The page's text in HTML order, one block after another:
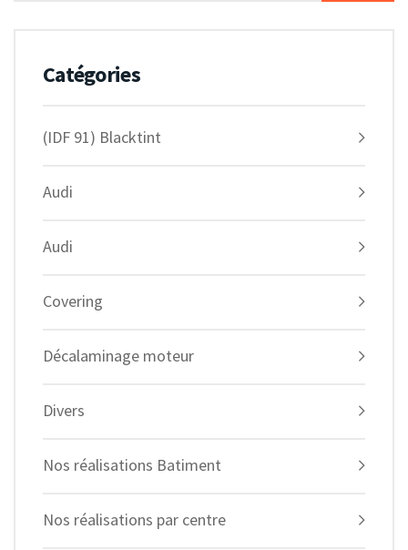
Catégories
(IDF 91) Blacktint
Audi
Audi
Covering
Décalaminage moteur
Divers
Nos réalisations Batiment
Nos réalisations par centre